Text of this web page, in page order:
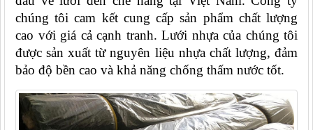
chúng tôi cam kết cung cấp sản phẩm chất lượng
cao với giá cả cạnh tranh. Lưới nhựa của chúng tôi
được sản xuất từ nguyên liệu nhựa chất lượng, đảm
bảo độ bền cao và khả năng chống thấm nước tốt.